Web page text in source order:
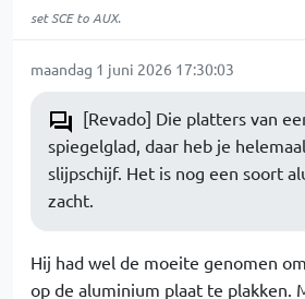
set SCE to AUX.
maandag 1 juni 2026 17:30:03
[Revado] Die platters van
spiegelglad, daar heb je
slijpschijf. Het is nog een soort
zacht.
Hij had wel de moeite genomen
op de aluminium plaat te plakken.